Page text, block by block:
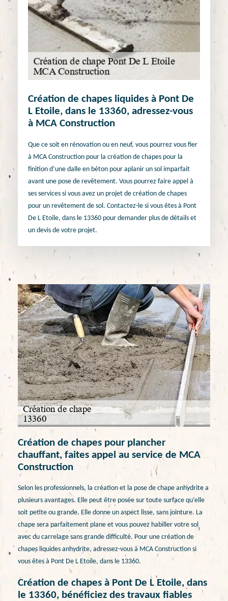
Création de chapes liquides à Pont De
L Etoile, dans le 13360, adressez-vous
à MCA Construction
Que ce soit en rénovation ou en neuf, vous pourrez vous fier
à MCA Construction pour la création de chapes pour la
finition d’une dalle en béton pour aplanir un sol imparfait
avant une pose de revêtement. Vous pourrez faire appel à
ses services si vous avez un projet de création de chapes
pour un revêtement de sol. Contactez-le si vous êtes à Pont
De L Etoile, dans le 13360 pour demander plus de détails et
un devis de votre projet.
Création de chapes pour plancher
chauffant, faites appel au service de MCA
Construction
Selon les professionnels, la création et la pose de chape anhydrite a
plusieurs avantages. Elle peut être posée sur toute surface qu’elle
soit petite ou grande. Elle donne un aspect lisse, sans jointure. La
chape sera parfaitement plane et vous pouvez habiller votre sol
avec du carrelage sans grande difficulté. Pour une création de
chapes liquides anhydrite, adressez-vous à MCA Construction si
vous êtes à Pont De L Etoile, dans le 13360.
Création de chapes à Pont De L Etoile, dans
le 13360, bénéficiez des travaux fiables